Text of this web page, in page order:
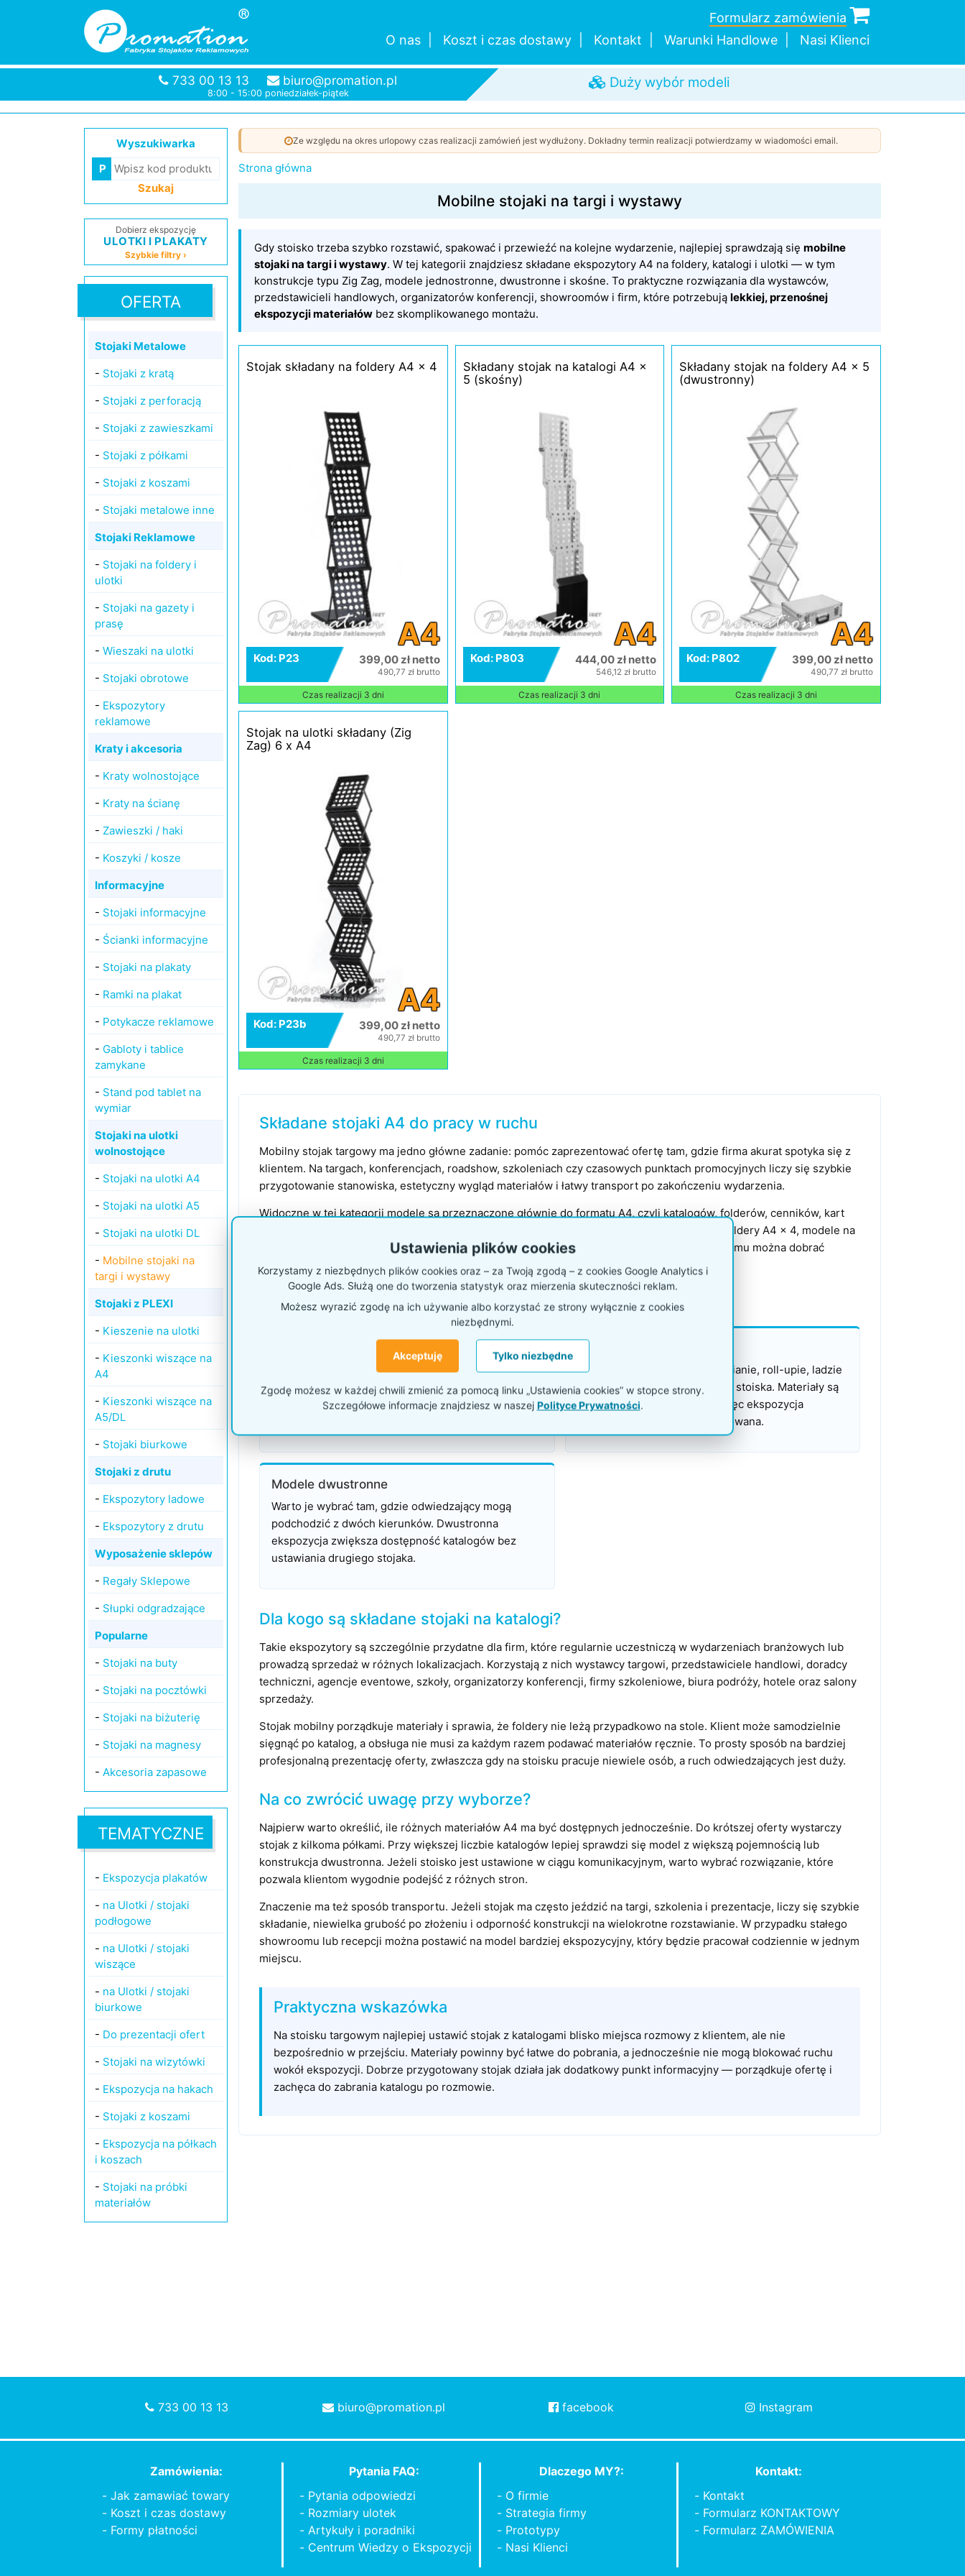
O nas Koszt i czas dostawy Kontakt Warunki Handlowe Nasi Klienci
Formularz zamówienia
733 00 13 13 biuro@promation.pl
8:00 - 15:00 poniedziałek-piątek
Szybka wysyłka
Od jednej sztuki
Duży wybór modeli
Wyszukiwarka
Szukaj
Dobierz ekspozycję
ULOTKI I PLAKATY
Szybkie filtry ›
OFERTA
Stojaki Metalowe
- Stojaki z kratą
- Stojaki z perforacją
- Stojaki z zawieszkami
- Stojaki z półkami
- Stojaki z koszami
- Stojaki metalowe inne
Stojaki Reklamowe
- Stojaki na foldery i
ulotki
- Stojaki na gazety i
prasę
- Wieszaki na ulotki
- Stojaki obrotowe
- Ekspozytory
reklamowe
Kraty i akcesoria
- Kraty wolnostojące
- Kraty na ścianę
- Zawieszki / haki
- Koszyki / kosze
Informacyjne
- Stojaki informacyjne
- Ścianki informacyjne
- Stojaki na plakaty
- Ramki na plakat
- Potykacze reklamowe
- Gabloty i tablice
zamykane
- Stand pod tablet na
wymiar
Stojaki na ulotki
wolnostojące
- Stojaki na ulotki A4
- Stojaki na ulotki A5
- Stojaki na ulotki DL
- Mobilne stojaki na
targi i wystawy
Stojaki z PLEXI
- Kieszenie na ulotki
- Kieszonki wiszące na
A4
- Kieszonki wiszące na
A5/DL
- Stojaki biurkowe
Stojaki z drutu
- Ekspozytory ladowe
- Ekspozytory z drutu
Wyposażenie sklepów
- Regały Sklepowe
- Słupki odgradzające
Popularne
- Stojaki na buty
- Stojaki na pocztówki
- Stojaki na biżuterię
- Stojaki na magnesy
- Akcesoria zapasowe
TEMATYCZNE
- Ekspozycja plakatów
- na Ulotki / stojaki
podłogowe
- na Ulotki / stojaki
wiszące
- na Ulotki / stojaki
biurkowe
- Do prezentacji ofert
- Stojaki na wizytówki
- Ekspozycja na hakach
- Stojaki z koszami
- Ekspozycja na półkach
i koszach
- Stojaki na próbki
materiałów
Ze względu na okres urlopowy czas realizacji zamówień jest wydłużony. Dokładny termin realizacji potwierdzamy w wiadomości email.
Strona główna
Mobilne stojaki na targi i wystawy
Gdy stoisko trzeba szybko rozstawić, spakować i przewieźć na kolejne wydarzenie, najlepiej sprawdzają się mobilne
stojaki na targi i wystawy. W tej kategorii znajdziesz składane ekspozytory A4 na foldery, katalogi i ulotki — w tym
konstrukcje typu Zig Zag, modele jednostronne, dwustronne i skośne. To praktyczne rozwiązania dla wystawców,
przedstawicieli handlowych, organizatorów konferencji, showroomów i firm, które potrzebują lekkiej, przenośnej
ekspozycji materiałów bez skomplikowanego montażu.
Stojak składany na foldery A4 x 4
A4
Kod: P23 399,00 zł netto
490,77 zł brutto
Czas realizacji 3 dni
Składany stojak na katalogi A4 x
5 (skośny)
A4
Kod: P803 444,00 zł netto
546,12 zł brutto
Czas realizacji 3 dni
Składany stojak na foldery A4 x 5
(dwustronny)
A4
Kod: P802 399,00 zł netto
490,77 zł brutto
Czas realizacji 3 dni
Stojak na ulotki składany (Zig
Zag) 6 x A4
A4
Kod: P23b 399,00 zł netto
490,77 zł brutto
Czas realizacji 3 dni
Składane stojaki A4 do pracy w ruchu
Mobilny stojak targowy ma jedno główne zadanie: pomóc zaprezentować ofertę tam, gdzie firma akurat spotyka się z
klientem. Na targach, konferencjach, roadshow, szkoleniach czy czasowych punktach promocyjnych liczy się szybkie
przygotowanie stanowiska, estetyczny wygląd materiałów i łatwy transport po zakończeniu wydarzenia.
Widoczne w tej kategorii modele są przeznaczone głównie do formatu A4, czyli katalogów, folderów, cenników, kart
produktowych i materiałów informacyjnych. W ofercie znajdują się m.in. stojaki składane na foldery A4 x 4, modele na
katalogi A4 x 5, konstrukcje dwustronne oraz stojaki typu Zig Zag z kilkoma półkami. Dzięki temu można dobrać
ekspozytor do liczby materiałów, charakteru stoiska i sposobu obsługi klienta.
Jakie mobilne stojaki sprawdzą się na targach?
To jedne z najbardziej rozpoznawalnych stojaków
eventowych. Po rozłożeniu tworzą nowoczesną,
kaskadową ekspozycję katalogów A4, a po złożeniu
Dobrze sprawdzają się przy ścianie, roll-upie, ladzie
recepcyjnej lub w tylnej części stoiska. Materiały są
skierowane w jedną stronę, więc ekspozycja
pozostaje czytelna i uporządkowana.
Modele dwustronne
Warto je wybrać tam, gdzie odwiedzający mogą
podchodzić z dwóch kierunków. Dwustronna
ekspozycja zwiększa dostępność katalogów bez
ustawiania drugiego stojaka.
Dla kogo są składane stojaki na katalogi?
Takie ekspozytory są szczególnie przydatne dla firm, które regularnie uczestniczą w wydarzeniach branżowych lub
prowadzą sprzedaż w różnych lokalizacjach. Korzystają z nich wystawcy targowi, przedstawiciele handlowi, doradcy
techniczni, agencje eventowe, szkoły, organizatorzy konferencji, firmy szkoleniowe, biura podróży, hotele oraz salony
sprzedaży.
Stojak mobilny porządkuje materiały i sprawia, że foldery nie leżą przypadkowo na stole. Klient może samodzielnie
sięgnąć po katalog, a obsługa nie musi za każdym razem podawać materiałów ręcznie. To prosty sposób na bardziej
profesjonalną prezentację oferty, zwłaszcza gdy na stoisku pracuje niewiele osób, a ruch odwiedzających jest duży.
Na co zwrócić uwagę przy wyborze?
Najpierw warto określić, ile różnych materiałów A4 ma być dostępnych jednocześnie. Do krótszej oferty wystarczy
stojak z kilkoma półkami. Przy większej liczbie katalogów lepiej sprawdzi się model z większą pojemnością lub
konstrukcja dwustronna. Jeżeli stoisko jest ustawione w ciągu komunikacyjnym, warto wybrać rozwiązanie, które
pozwala klientom wygodnie podejść z różnych stron.
Znaczenie ma też sposób transportu. Jeżeli stojak ma często jeździć na targi, szkolenia i prezentacje, liczy się szybkie
składanie, niewielka grubość po złożeniu i odporność konstrukcji na wielokrotne rozstawianie. W przypadku stałego
showroomu lub recepcji można postawić na model bardziej ekspozycyjny, który będzie pracował codziennie w jednym
miejscu.
Praktyczna wskazówka
Na stoisku targowym najlepiej ustawić stojak z katalogami blisko miejsca rozmowy z klientem, ale nie
bezpośrednio w przejściu. Materiały powinny być łatwe do pobrania, a jednocześnie nie mogą blokować ruchu
wokół ekspozycji. Dobrze przygotowany stojak działa jak dodatkowy punkt informacyjny — porządkuje ofertę i
zachęca do zabrania katalogu po rozmowie.
733 00 13 13 biuro@promation.pl facebook Instagram
Zamówienia:
Jak zamawiać towary
Koszt i czas dostawy
Formy płatności
Pytania FAQ:
Pytania odpowiedzi
Rozmiary ulotek
Artykuły i poradniki
Centrum Wiedzy o Ekspozycji
Dlaczego MY?:
O firmie
Strategia firmy
Prototypy
Nasi Klienci
Kontakt:
Kontakt
Formularz KONTAKTOWY
Formularz ZAMÓWIENIA
Ustawienia plików cookies
Korzystamy z niezbędnych plików cookies oraz – za Twoją zgodą – z cookies Google Analytics i
Google Ads. Służą one do tworzenia statystyk oraz mierzenia skuteczności reklam.
Możesz wyrazić zgodę na ich używanie albo korzystać ze strony wyłącznie z cookies
niezbędnymi.
Akceptuję Tylko niezbędne
Zgodę możesz w każdej chwili zmienić za pomocą linku „Ustawienia cookies” w stopce strony.
Szczegółowe informacje znajdziesz w naszej Polityce Prywatności.